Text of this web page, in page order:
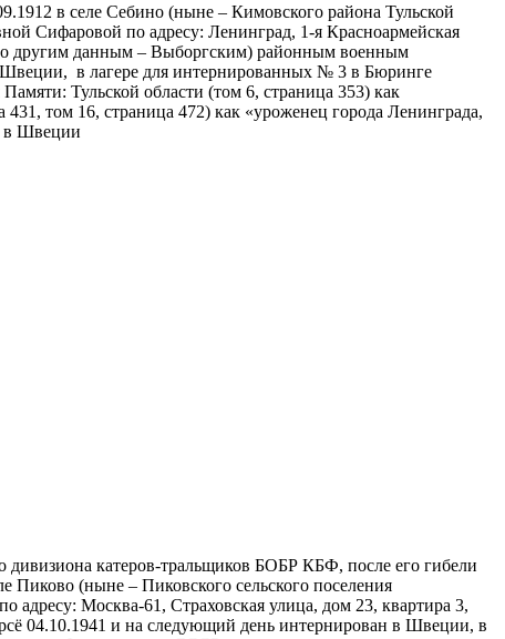
в селе Себино (ныне – Кимовского района Тульской
Сифаровой по адресу: Ленинград, 1-я Красноармейская
другим данным – Выборгским) районным военным
в лагере для интернированных № 3 в Бюринге
Тульской области (том 6, страница 353) как
том 16, страница 472) как «уроженец города Ленинграда,
в Швеции
катеров-тральщиков БОБР КБФ, после его гибели
(ныне – Пиковского сельского поселения
Москва-61, Страховская улица, дом 23, квартира 3,
04.10.1941 и на следующий день интернирован в Швеции, в